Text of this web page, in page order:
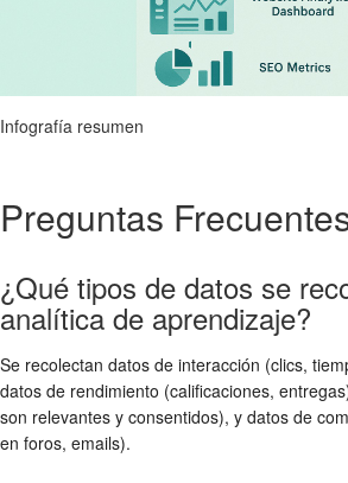
Infografía resumen
Preguntas
¿Qué tipos de datos se
analítica de aprendizaje?
Se recolectan datos de interacción (clics,
datos de rendimiento (calificaciones,
son relevantes y consentidos), y datos de
en foros, emails).